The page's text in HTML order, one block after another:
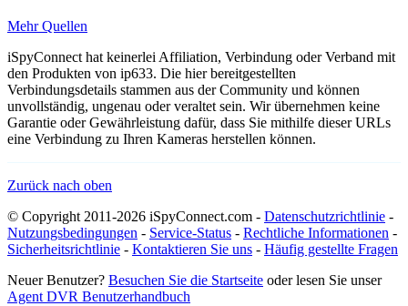
Mehr Quellen
iSpyConnect hat keinerlei Affiliation, Verbindung oder Verband mit
den Produkten von ip633. Die hier bereitgestellten
Verbindungsdetails stammen aus der Community und können
unvollständig, ungenau oder veraltet sein. Wir übernehmen keine
Garantie oder Gewährleistung dafür, dass Sie mithilfe dieser URLs
eine Verbindung zu Ihren Kameras herstellen können.
Zurück nach oben
© Copyright 2011-2026 iSpyConnect.com - Datenschutzrichtlinie -
Nutzungsbedingungen - Service-Status - Rechtliche Informationen -
Sicherheitsrichtlinie - Kontaktieren Sie uns - Häufig gestellte Fragen
Neuer Benutzer? Besuchen Sie die Startseite oder lesen Sie unser
Agent DVR Benutzerhandbuch